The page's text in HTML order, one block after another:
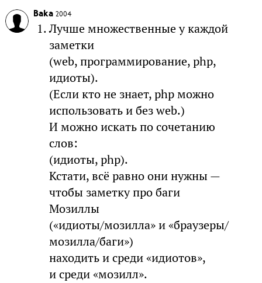
Baka 2004
Лучше множественные у каждой
заметки
(web, программирование, php,
идиоты).
(Если кто не знает, php можно
использовать и без web.)
И можно искать по сочетанию
слов:
(идиоты, php).
Кстати, всё равно они нужны —
чтобы заметку про баги
Мозиллы
(«идиоты/мозилла» и «браузеры/
мозилла/баги»)
находить и среди «идиотов»,
и среди «мозилл».